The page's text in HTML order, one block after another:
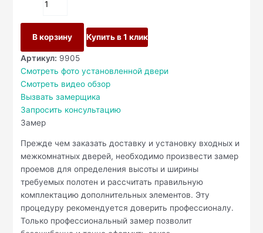
В корзину Купить в 1 клик
Артикул: 9905
Смотреть фото установленной двери
Смотреть видео обзор
Вызвать замерщика
Запросить консультацию
Замер
Прежде чем заказать доставку и установку входных и
межкомнатных дверей, необходимо произвести замер
проемов для определения высоты и ширины
требуемых полотен и рассчитать правильную
комплектацию дополнительных элементов. Эту
процедуру рекомендуется доверить профессионалу.
Только профессиональный замер позволит